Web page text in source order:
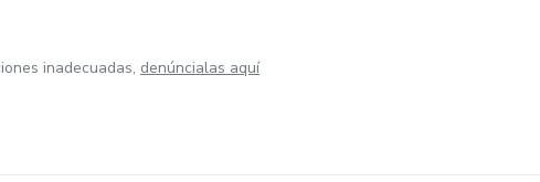
inadecuadas, denúncialas aquí